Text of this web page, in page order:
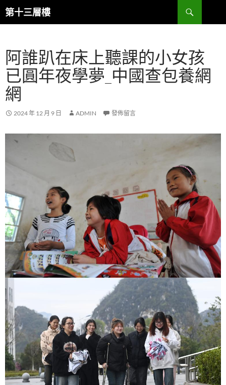
跳
至
內
容
第十三層樓
搜
尋
阿誰趴在床上聽課的小女孩
已圓年夜學夢_中國查包養網
網
2024 年 12 月 9 日 ADMIN 發佈留言